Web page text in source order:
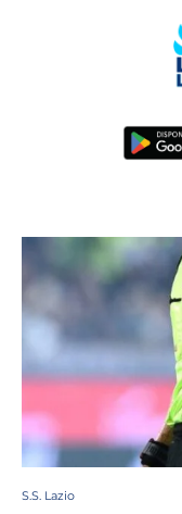
S.S. Lazio